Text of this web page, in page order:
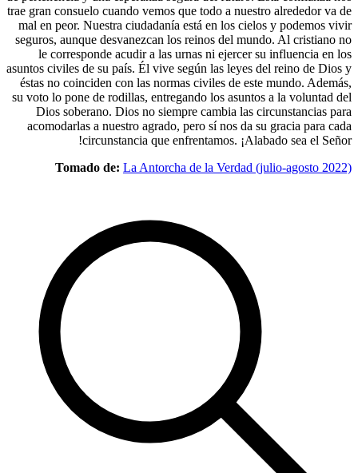
trae gran
mal en
seguros,
le
asuntos
éstas no
su voto lo
Dios